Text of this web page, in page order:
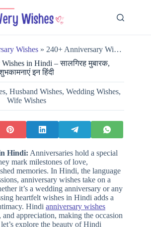
Wishes » 240+ Anniversary Wishes in Hindi – सालगिरह मुबारक, शुभकामनाएं इन हिंदी
in Hindi – सालगिरह मुबारक,
इन हिंदी
, Husband Wishes, Wedding Wishes,
Wife Wishes
Hindi: Anniversaries hold a special
mark milestones of love,
memories. In Hindi, the language
anniversary wishes take on a
it’s a wedding anniversary or any
heartfelt wishes in Hindi adds a
Hindi anniversary wishes
appreciation, making the occasion
explore the beauty of Hindi